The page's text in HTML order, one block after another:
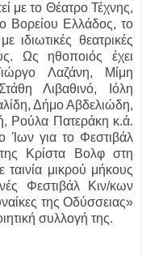
με το Θέατρο Τέχνης,
Βορείου Ελλάδος, το
θεατρικές
Ως ηθοποιός έχει
Λαζάνη, Μίμη
Λιβαθινό, Ιόλη
Δήμο Αβδελιώδη,
Ρούλα Πατεράκη κ.ά.
Ίων για το Φεστιβάλ
Κρίστα Βολφ στη
ταινία μικρού μήκους
Φεστιβάλ Κιν/κων
της Οδύσσειας»
συλλογή της.